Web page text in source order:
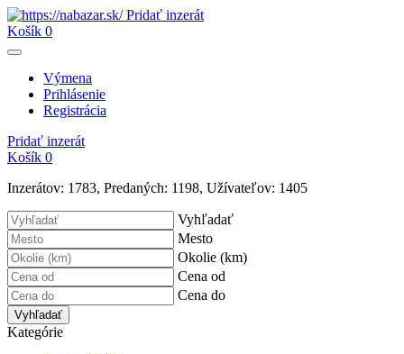
Pridať inzerát
Košík 0
Výmena
Prihlásenie
Registrácia
Pridať inzerát
Košík 0
Inzerátov: 1783, Predaných: 1198, Užívateľov: 1405
Vyhľadať
Mesto
Okolie (km)
Cena od
Cena do
Vyhľadať
Kategórie